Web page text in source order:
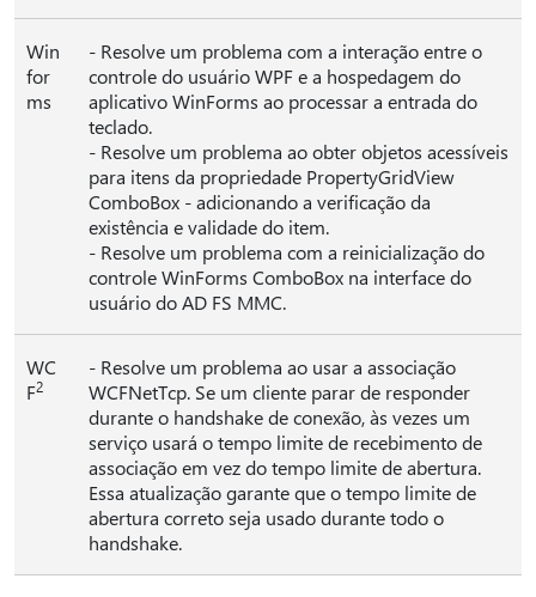
Win
for
ms
- Resolve um problema com a interação entre o
controle do usuário WPF e a hospedagem do
aplicativo WinForms ao processar a entrada do
teclado.
- Resolve um problema ao obter objetos acessíveis
para itens da propriedade PropertyGridView
ComboBox - adicionando a verificação da
existência e validade do item.
- Resolve um problema com a reinicialização do
controle WinForms ComboBox na interface do
usuário do AD FS MMC.
WC
F2
- Resolve um problema ao usar a associação
WCFNetTcp. Se um cliente parar de responder
durante o handshake de conexão, às vezes um
serviço usará o tempo limite de recebimento de
associação em vez do tempo limite de abertura.
Essa atualização garante que o tempo limite de
abertura correto seja usado durante todo o
handshake.